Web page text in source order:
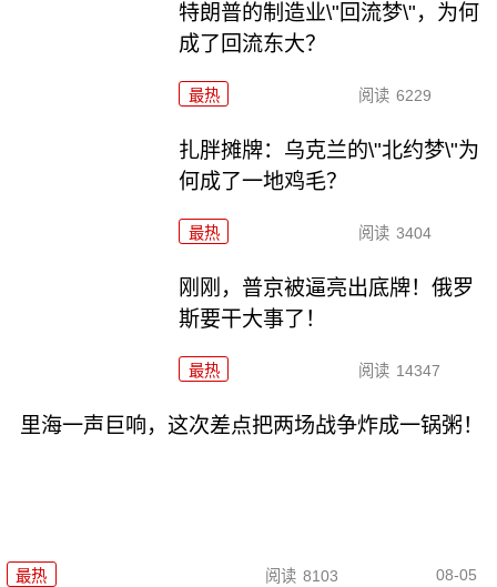
特朗普的制造业\"回流梦\"，为何
成了回流东大？
最热 阅读 6229
扎胖摊牌：乌克兰的\"北约梦\"为
何成了一地鸡毛？
最热 阅读 3404
刚刚，普京被逼亮出底牌！俄罗
斯要干大事了！
最热 阅读 14347
里海一声巨响，这次差点把两场战争炸成一锅粥！
最热 阅读 8103 08-05